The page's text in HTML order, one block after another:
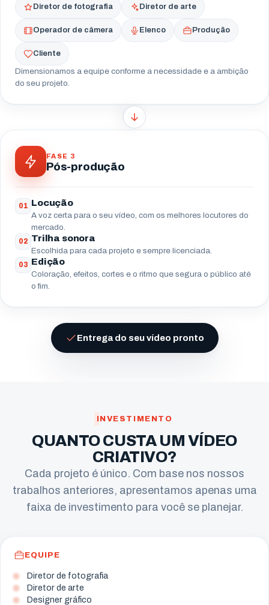
Diretor de fotografia Diretor de arte
Operador de câmera Elenco Produção
Cliente
Dimensionamos a equipe conforme a necessidade e a ambição
do seu projeto.
FASE 3
Pós-produção
01 Locução
A voz certa para o seu vídeo, com os melhores locutores do
mercado.
02 Trilha sonora
Escolhida para cada projeto e sempre licenciada.
03 Edição
Coloração, efeitos, cortes e o ritmo que segura o público até
o fim.
Entrega do seu vídeo pronto
INVESTIMENTO
QUANTO CUSTA UM VÍDEO
CRIATIVO?
Cada projeto é único. Com base nos nossos
trabalhos anteriores, apresentamos apenas uma
faixa de investimento para você se planejar.
EQUIPE
Diretor de fotografia
Diretor de arte
Designer gráfico